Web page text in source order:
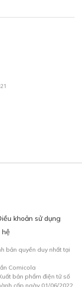
khoản sử dụng
hệ
bản quyền duy nhất tại
Comicola
bản phẩm điện tử số
cấp ngày 01/06/2022